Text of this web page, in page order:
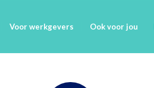
Voor werkgevers Ook voor jou